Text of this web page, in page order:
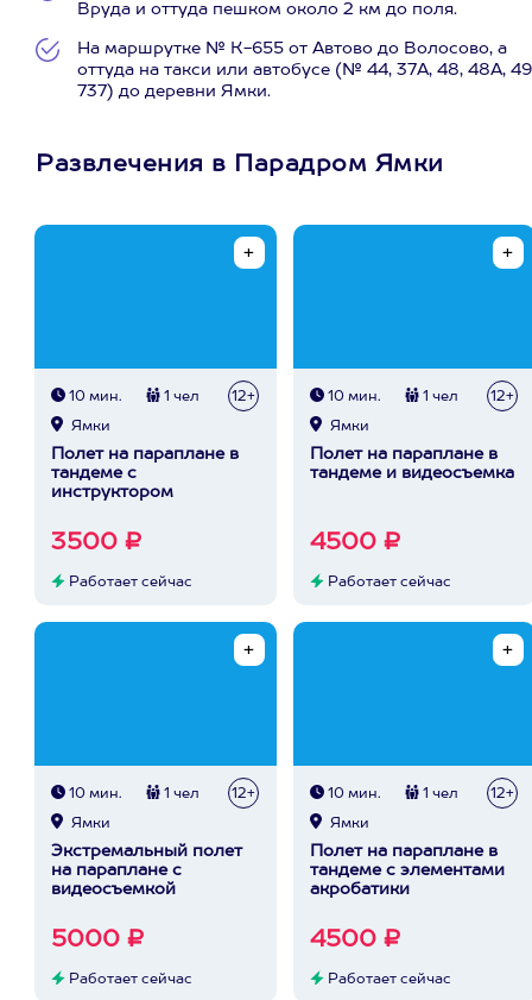
Вруда и оттуда пешком около 2 км до поля.
На маршрутке № К-655 от Автово до Волосово, а
оттуда на такси или автобусе (№ 44, 37А, 48, 48А,
737) до деревни Ямки.
Развлечения в Парадром Ямки
10 мин. 1 чел 12+
Ямки
Полет на параплане в
тандеме с
инструктором
3500 ₽
Работает сейчас
10 мин. 1 чел 12+
Ямки
Полет на параплане в
тандеме и видеосъемка
4500 ₽
Работает сейчас
10 мин. 1 чел 12+
Ямки
Экстремальный полет
на параплане с
видеосъемкой
5000 ₽
Работает сейчас
10 мин. 1 чел 12+
Ямки
Полет на параплане в
тандеме с элементами
акробатики
4500 ₽
Работает сейчас